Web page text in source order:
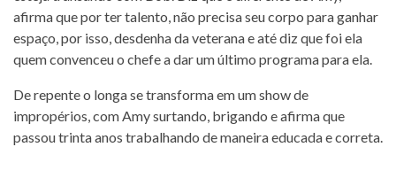
afirma que por ter talento, não precisa seu corpo para ganhar
espaço, por isso, desdenha da veterana e até diz que foi ela
quem convenceu o chefe a dar um último programa para ela.
De repente o longa se transforma em um show de
impropérios, com Amy surtando, brigando e afirma que
passou trinta anos trabalhando de maneira educada e correta.